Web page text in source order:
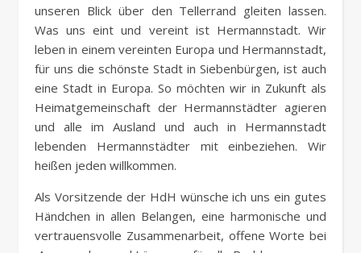
unseren Blick über den Tellerrand gleiten lassen.
Was uns eint und vereint ist Hermannstadt. Wir
leben in einem vereinten Europa und Hermannstadt,
für uns die schönste Stadt in Siebenbürgen, ist auch
eine Stadt in Europa. So möchten wir in Zukunft als
Heimatgemeinschaft der Hermannstädter agieren
und alle im Ausland und auch in Hermannstadt
lebenden Hermannstädter mit einbeziehen. Wir
heißen jeden willkommen.
Als Vorsitzende der HdH wünsche ich uns ein gutes
Händchen in allen Belangen, eine harmonische und
vertrauensvolle Zusammenarbeit, offene Worte bei